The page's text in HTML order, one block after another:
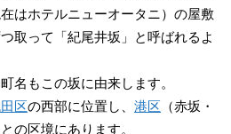
はホテルニューオータニ）の屋敷
取って「紀尾井坂」と呼ばれるよ
名もこの坂に由来します。
区の西部に位置し、 港区 （赤坂・
との区境にあります。